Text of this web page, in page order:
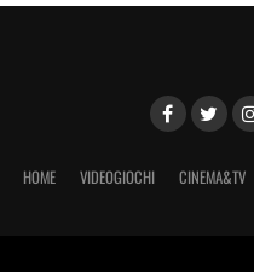
HOME VIDEOGIOCHI CINEMA&TV